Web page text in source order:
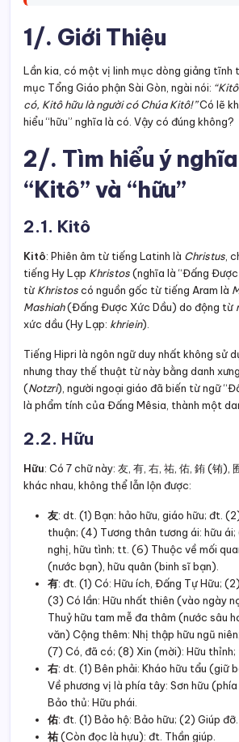
1/. Giới Thiệu
Lần kia, có một vị linh mục dòng giảng tĩnh
mục Tổng Giáo phận Sài Gòn, ngài nói:
có, Kitô hữu là người có Chúa Kitô!”Có lẽ
hiểu “hữu” nghĩa là có. Vậy có đúng không?
2/. Tìm hiểu ý
“Kitô” và “hữu”
2.1. Kitô
Kitô: Phiên âm từ tiếng Latinh là Christus,
tiếng Hy Lạp Khristos(nghĩa là “Đấng
từ Khristoscó nguồn gốc từ tiếng Aram là
Mashiah(Đấng Được Xức Dầu) do động từ
xức dầu (Hy Lạp: khriein).
Tiếng Hipri là ngôn ngữ duy nhất không sử
nhưng thay thế thuật từ này bằng danh
(Notzri), người ngoại giáo đã biến từ ngữ
là phẩm tính của Đấng Mêsia, thành một
2.2. Hữu
Hữu: Có 7 chữ này: 友, 有, 右, 祐, 佑, 銪 (铕),
khác nhau, không thể lẫn lộn được:
友: dt. (1) Bạn: hảo hữu, giáo hữu; đt.
thuận; (4) Tương thân tương ái: hữu ái;
nghị, hữu tình; tt. (6) Thuộc về mối
(nước bạn), hữu quân (binh sĩ bạn).
有: đt. (1) Có: Hữu ích, Đấng Tự Hữu;
(3) Có lần: Hữu nhất thiên (vào ngày
Thuỷ hữu tam mễ đa thâm (nước sâu
văn) Cộng thêm: Nhị thập hữu ngũ
(7) Có, đã có; (8) Xin (mời): Hữu
右: dt. (1) Bên phải: Kháo hữu tẩu (giữ
Về phương vị là phía tây: Sơn hữu
Bảo thủ: Hữu phái.
佑: đt. (1) Bảo hộ: Bảo hữu; (2) Giúp đỡ.
祐(Còn đọc là hựu): đt. Thần giúp.